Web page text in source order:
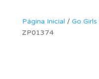
Página Inicial / Go Girls
ZP01374